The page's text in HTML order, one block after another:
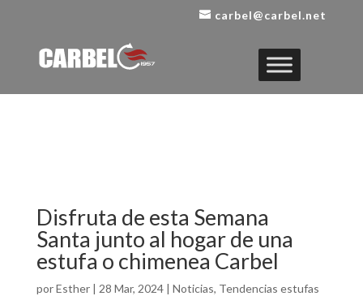
carbel@carbel.net
Disfruta de esta Semana
Santa junto al hogar de una
estufa o chimenea Carbel
porEsther| 28 Mar, 2024| Noticias, Tendencias estufas